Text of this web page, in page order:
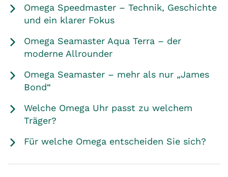
Omega Speedmaster – Technik, Geschichte
und ein klarer Fokus
Omega Seamaster Aqua Terra – der
moderne Allrounder
Omega Seamaster – mehr als nur „James
Bond“
Welche Omega Uhr passt zu welchem
Träger?
Für welche Omega entscheiden Sie sich?